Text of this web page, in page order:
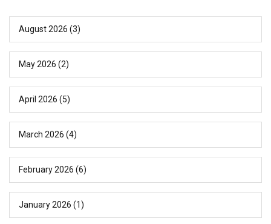
August 2026 (3)
May 2026 (2)
April 2026 (5)
March 2026 (4)
February 2026 (6)
January 2026 (1)